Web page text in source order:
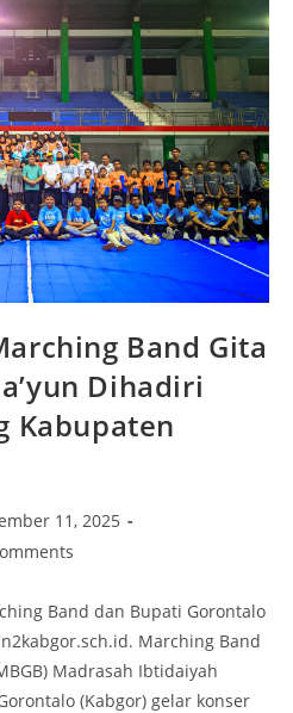
Band Gita
Dihadiri
Kabupaten
11, 2025
Band dan Bupati Gorontalo
Marching Band
Madrasah Ibtidaiyah
(Kabgor) gelar konser